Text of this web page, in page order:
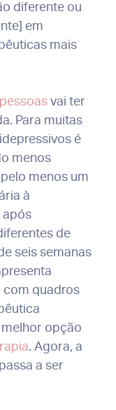
diferente ou
em
mais
vai ter
Para muitas
é
menos
menos um
à
após
de
seis semanas
com quadros
opção
. Agora, a
a ser